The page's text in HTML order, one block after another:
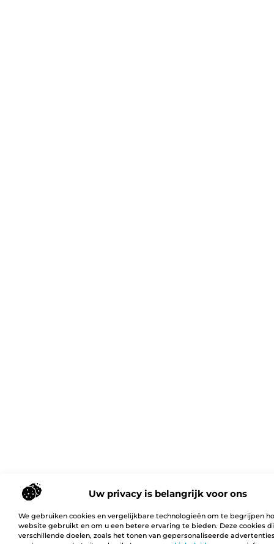
Uw privacy is belangrijk voor ons
We gebruiken cookies en vergelijkbare technologieën om te begrijpen
website gebruikt en om u een betere ervaring te bieden. Deze cookies
verschillende doelen, zoals het tonen van gepersonaliseerde